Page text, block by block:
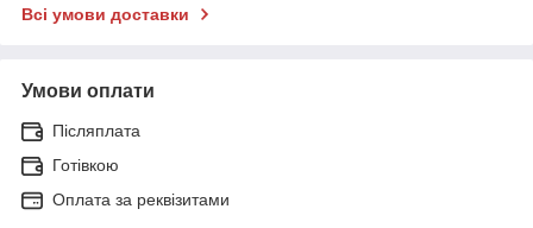
Всі умови доставки
Умови оплати
Післяплата
Готівкою
Оплата за реквізитами